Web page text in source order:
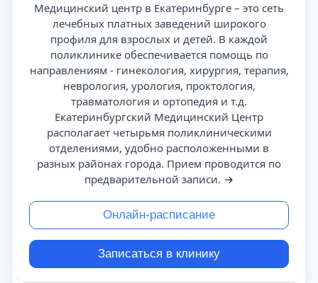
Медицинский центр в Екатеринбурге – это сеть
лечебных платных заведений широкого
профиля для взрослых и детей. В каждой
поликлинике обеспечивается помощь по
направлениям - гинекология, хирургия, терапия,
неврология, урология, проктология,
травматология и ортопедия и т.д.
Екатеринбургский Медицинский Центр
располагает четырьмя поликлиническими
отделениями, удобно расположенными в
разных районах города. Прием проводится по
предварительной записи. →
Онлайн-расписание
Записаться в клинику